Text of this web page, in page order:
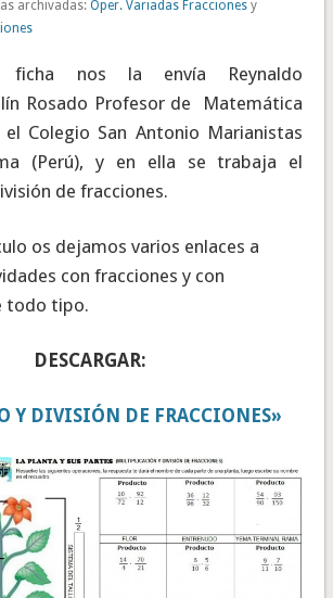
archivadas: Oper. Variadas Fraccionesy
ficha nos la envía Reynaldo
Rosado Profesor de Matemática
Colegio San Antonio Marianistas
(Perú), y en ella se trabaja el
de fracciones.
os dejamos varios enlaces a
con fracciones y con
todo tipo.
DESCARGAR:
Y DIVISIÓN DE FRACCIONES»